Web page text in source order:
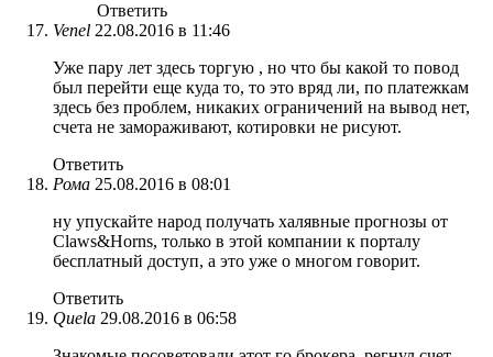
Ответить
Venel 22.08.2016 в 11:46
Уже пару лет здесь торгую , но что бы какой то повод
был перейти еще куда то, то это вряд ли, по платежкам
здесь без проблем, никаких ограничений на вывод нет,
счета не замораживают, котировки не рисуют.
Ответить
Рома 25.08.2016 в 08:01
ну упускайте народ получать халявные прогнозы от
Claws&Horns, только в этой компании к порталу
бесплатный доступ, а это уже о многом говорит.
Ответить
Quela 29.08.2016 в 06:58